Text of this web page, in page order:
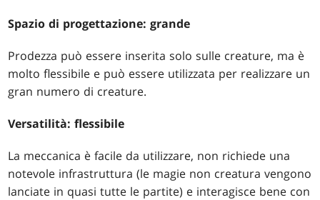
Spazio di progettazione: grande
Prodezza può essere inserita solo sulle creature, ma è
molto flessibile e può essere utilizzata per realizzare un
gran numero di creature.
Versatilità: flessibile
La meccanica è facile da utilizzare, non richiede una
notevole infrastruttura (le magie non creatura vengono
lanciate in quasi tutte le partite) e interagisce bene con